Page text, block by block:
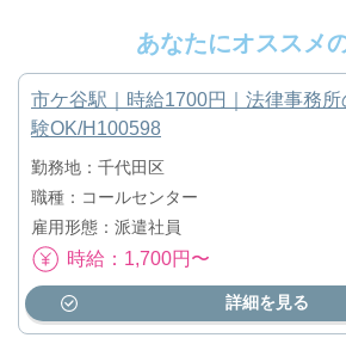
あなたにオススメ
市ケ谷駅｜時給1700円｜法律事務
験OK/H100598
勤務地：千代田区
職種：コールセンター
雇用形態：派遣社員
時給：1,700円〜
詳細を見る